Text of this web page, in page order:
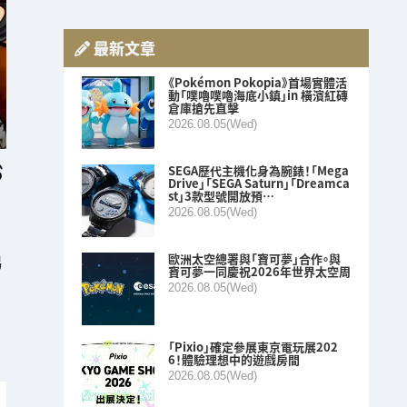
最新文章
《Pokémon Pokopia》首場實體活
動「噗嚕噗嚕海底小鎮」in 橫濱紅磚
倉庫搶先直擊
2026.08.05(Wed)
SEGA歷代主機化身為腕錶！「Mega
Drive」「SEGA Saturn」「Dreamca
st」3款型號開放預…
2026.08.05(Wed)
歐洲太空總署與「寶可夢」合作。與
寶可夢一同慶祝2026年世界太空周
2026.08.05(Wed)
「Pixio」確定參展東京電玩展202
6！體驗理想中的遊戲房間
2026.08.05(Wed)